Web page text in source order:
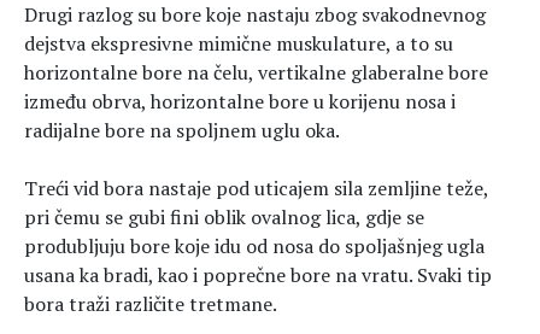
Drugi razlog su bore koje nastaju zbog svakodnevnog
dejstva ekspresivne mimične muskulature, a to su
horizontalne bore na čelu, vertikalne glaberalne bore
između obrva, horizontalne bore u korijenu nosa i
radijalne bore na spoljnem uglu oka.
Treći vid bora nastaje pod uticajem sila zemljine teže,
pri čemu se gubi fini oblik ovalnog lica, gdje se
produbljuju bore koje idu od nosa do spoljašnjeg ugla
usana ka bradi, kao i poprečne bore na vratu. Svaki tip
bora traži različite tretmane.